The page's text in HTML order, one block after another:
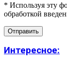
* Используя эту
обработкой
Интересное: